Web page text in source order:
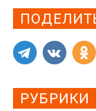
РУБРИКИ